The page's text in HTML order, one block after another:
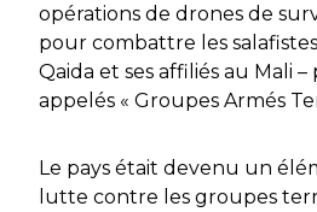
opérations de drones de
pour combattre les
Qaida et ses affiliés au Mali
appelés « Groupes Armés
Le pays était devenu un
lutte contre les groupes